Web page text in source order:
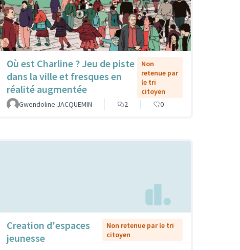
Où est Charline ? Jeu de piste
dans la ville et fresques en
réalité augmentée
Non
retenue par
le tri
citoyen
Gwendoline JACQUEMIN
2 0
Creation d'espaces
jeunesse
Non retenue par le tri
citoyen